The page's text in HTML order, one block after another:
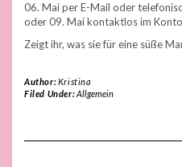
06. Mai per E-Mail oder
oder 09. Mai kontaktlos im
Zeigt ihr, was sie für eine süße
Author:Kristina
Filed Under:Allgemein